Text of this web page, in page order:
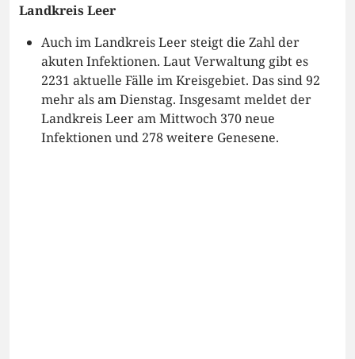
Landkreis Leer
Auch im Landkreis Leer steigt die Zahl der
akuten Infektionen. Laut Verwaltung gibt es
2231 aktuelle Fälle im Kreisgebiet. Das sind 92
mehr als am Dienstag. Insgesamt meldet der
Landkreis Leer am Mittwoch 370 neue
Infektionen und 278 weitere Genesene.